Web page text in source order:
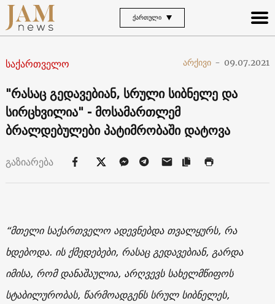
ᲥᲐᲠᲗᲣᲚᲘ
საქართველო არქივი - 09.07.2021
"რასაც გედავებიან, სრული სიბნელე და
სირცხვილია" - მოსამართლემ
ბრალდებულები პატიმრობაში დატოვა
გაზიარება
“მთელი საქართველო ადევნებდა თვალყურს, რა
ხდებოდა. ის ქმედებები, რასაც გედავებიან, გარდა
იმისა, რომ დანაშაულია, არღვევს სახელმწიფოს
სტაბილურობას, წარმოადგენს სრულ სიბნელეს,